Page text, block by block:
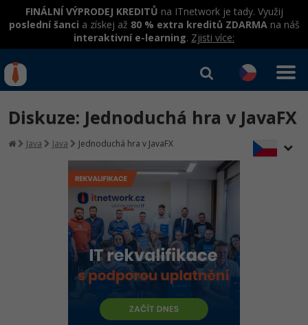
FINÁLNÍ VÝPRODEJ KREDITŮ na ITnetwork je tady. Využij
poslední šanci a získej až 80 % extra kreditů ZDARMAna náš
interaktivní e-learning. Zjisti více:
Rekvalifikace a kurzy
hrazené úřadem práce
Workshopy zdarma
Umělá inteligence v praxi
Datová analýza v praxi
Školení
Základy programování
Objektové programování - OOP
Umělá inteligence
Školení dle technologií
C# .NET
Kurzy IT profesí
Junior programátor
Programátor WWW aplikací
Senior programátor
Front-end developer
Vývojář mobilních aplikací
Kurzy programování
Jak začít?
Java -80%
C#.NET -80%
-80%
Přihlásit se|Registrovat
Diskuze: Jednoduchá hra v JavaFX
Java Java Jednoduchá hra v JavaFX